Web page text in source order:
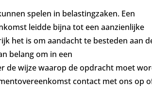
spelen in belastingzaken. Een
leidde bijna tot een aanzienlijke
het is om aandacht te besteden aan
belang om in een
de wijze waarop de opdracht moet
contact met ons op